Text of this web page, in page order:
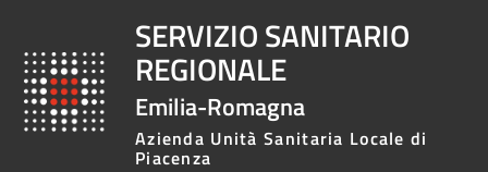
Scuole
Imprese
ed Enti
SERVIZIO SANITARIO
REGIONALE
Emilia-Romagna
Azienda Unità Sanitaria Locale di
Piacenza